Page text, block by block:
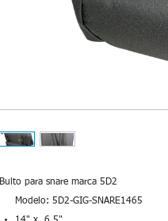
Bulto para snare marca 5D2
Modelo: 5D2-GIG-SNARE1465